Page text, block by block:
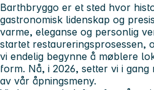
Barthbryggo er et sted hvor
gastronomisk lidenskap og
varme, eleganse og personlig
startet restaureringsprosessen,
vi endelig begynne å møblere
form. Nå, i 2026, setter vi i gang
av vår åpningsmeny.